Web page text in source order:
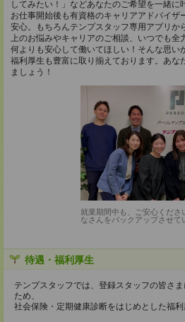
してみたい！」などあなたのご希望を一緒に
お仕事開始後も有資格のキャリアアドバイザ
安心。もちろんテンプスタッフ専用アプリか
上のお悩みやキャリアのご相談、いつでも全
何よりも安心して働いてほしい！そんな思い
福利厚生も豊富に取り揃えております。あな
ましょう！
就業期間中も、ご安心くださ
なさんをバックアップさせて
待遇・福利厚生
テンプスタッフでは、登録スタッフの皆さ
ため、
社会保険・定期健康診断をはじめとした福利